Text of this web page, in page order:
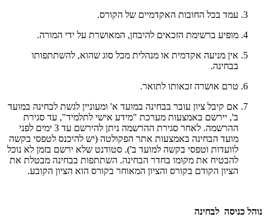
עמד בכל החובות האקדמיים של הקורס.
מופיע ברשימת הזכאים להיבחן, המאושרת על ידי המורה.
אין מניעה אקדמית או מנהלית מכל סוג שהוא, להשתתפותו
בבחינה.
טרם אושרה זכאותו לתואר.
אם קיבל ציון עובר בבחינה במועד א' ומעוניין לגשת לבחינה במועד
ב', יירשם באמצעות מערכת "מידע אישי לתלמיד", עד סגירת
ההרשמה. לאחר סגירת ההרשמה ניתן להירשם עד 3 ימים לפני
מועד הבחינה באמצעות אתר הפקולטה (יש להיכנס לטפסי בקשה
לוועדות וטפסי בקשה למועד ב'). סטודנט שלא ירשם בזמן לא נוכל
להבטיח את מקומו בחדר הבחינה. השתתפות בבחינה מבטלת את
הציון הקודם בקורס והציון המאוחר בקורס הוא הציון הקובע.
נוהל כניסה לבחינה